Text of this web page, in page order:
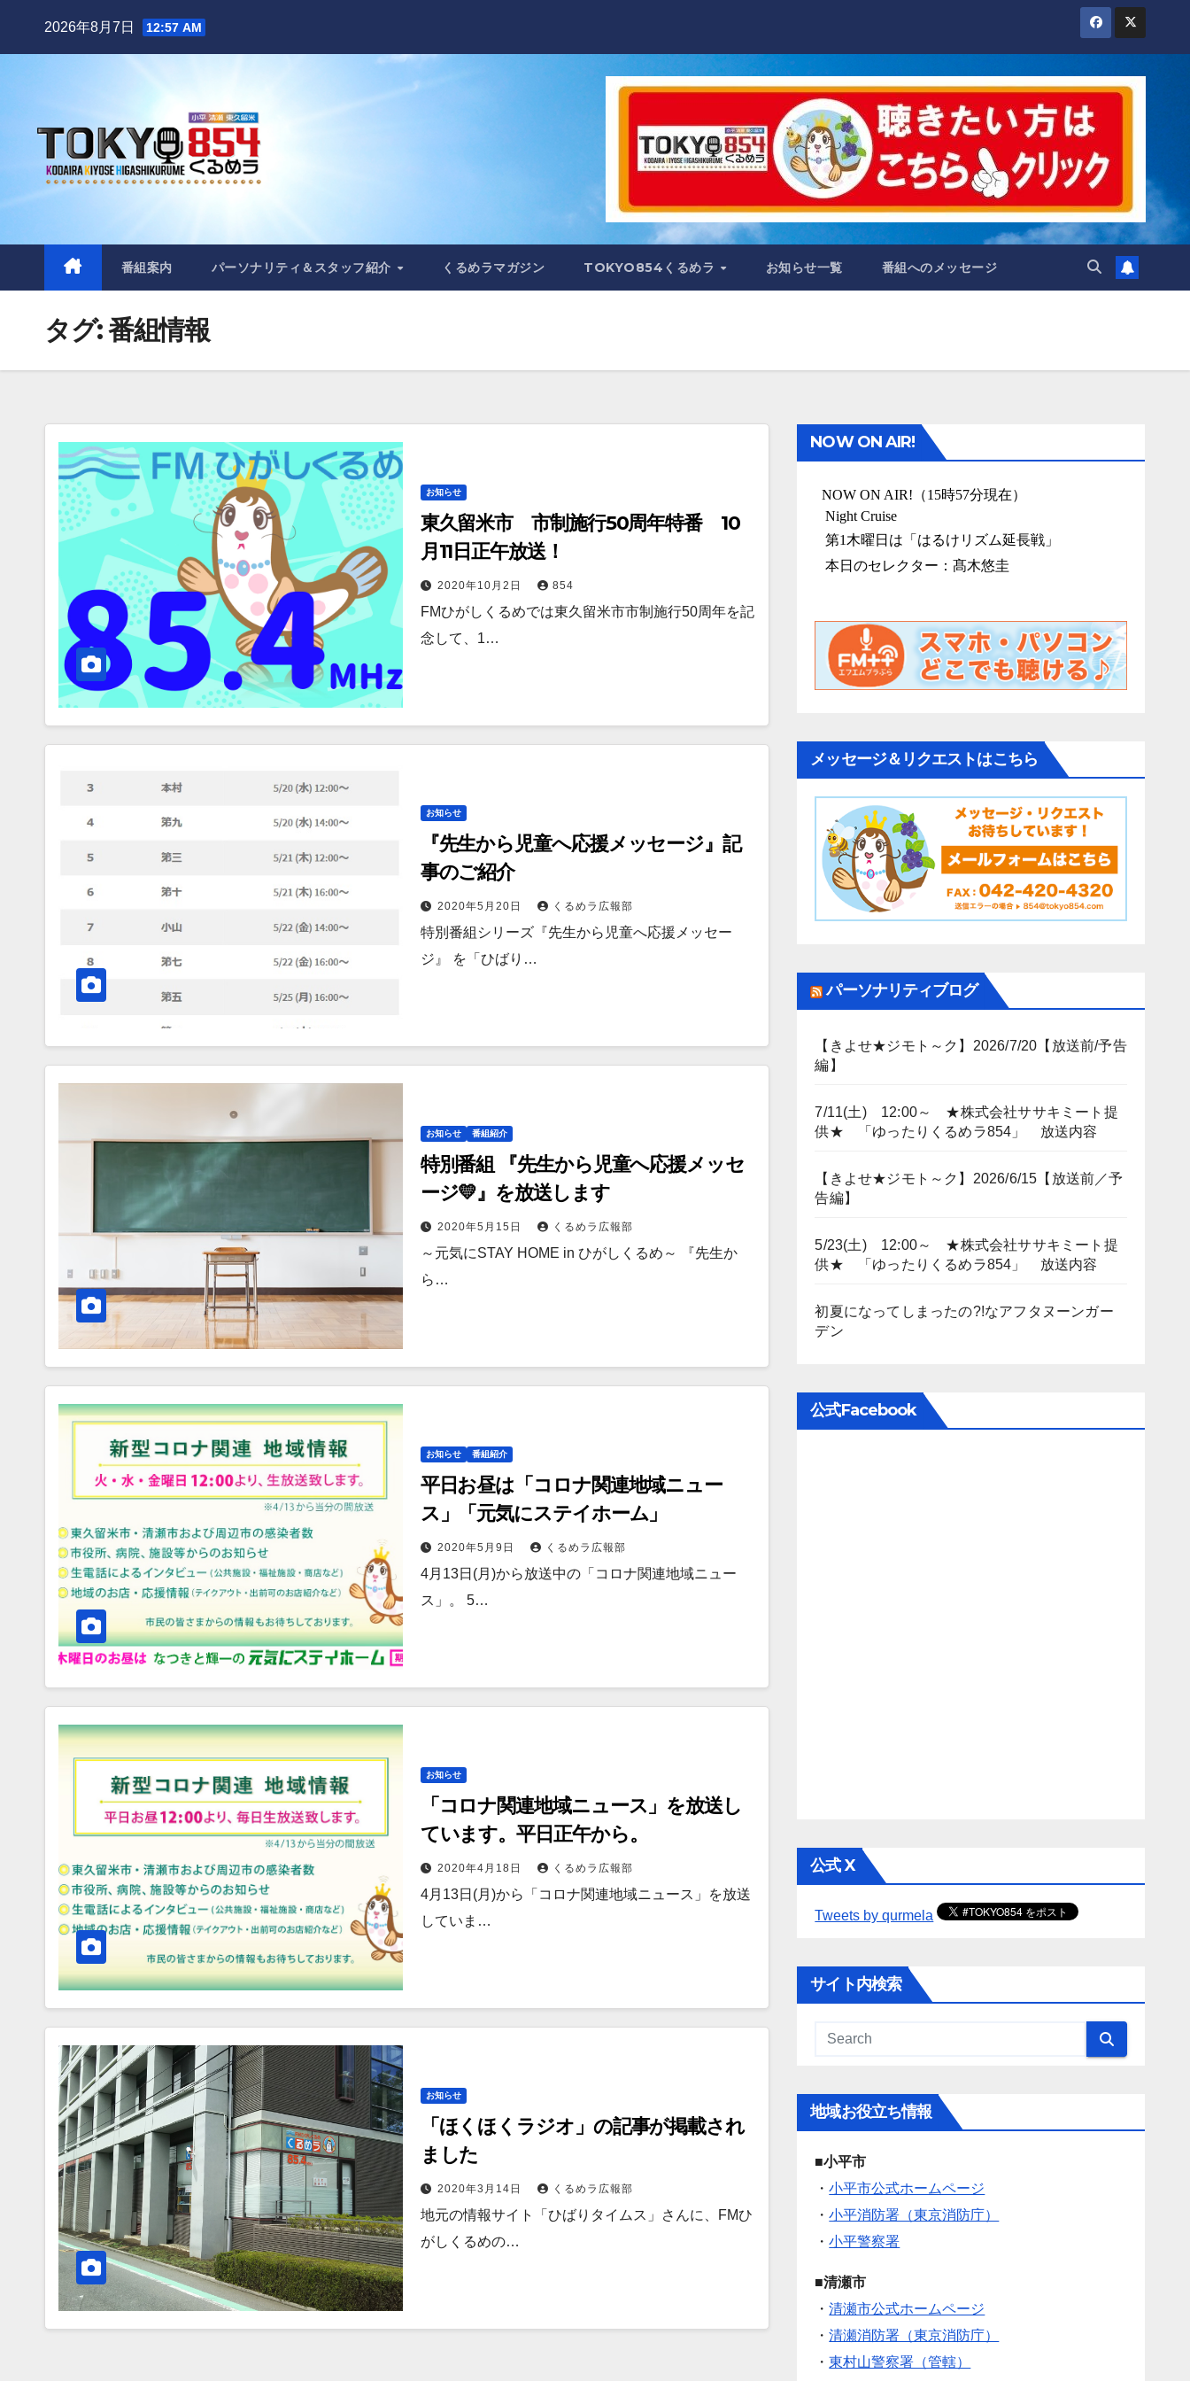
2026年8月7日 12:57 AM
番組案内 パーソナリティ＆スタッフ紹介 くるめラマガジン TOKYO854くるめラ お知らせ一覧 番組へのメッセージ
タグ:番組情報
お知らせ
東久留米市 市制施行50周年特番 10
月11日正午放送！
2020年10月2日 854
FMひがしくるめでは東久留米市市制施行50周年を記
念して、1…
お知らせ
『先生から児童へ応援メッセージ』記
事のご紹介
2020年5月20日 くるめラ広報部
特別番組シリーズ『先生から児童へ応援メッセー
ジ』 を「ひばり…
お知らせ 番組紹介
特別番組 『先生から児童へ応援メッセ
ージ💛』を放送します
2020年5月15日 くるめラ広報部
～元気にSTAY HOME in ひがしくるめ～ 『先生か
ら…
お知らせ 番組紹介
平日お昼は「コロナ関連地域ニュー
ス」「元気にステイホーム」
2020年5月9日 くるめラ広報部
4月13日(月)から放送中の「コロナ関連地域ニュー
ス」。 5…
お知らせ
「コロナ関連地域ニュース」を放送し
ています。平日正午から。
2020年4月18日 くるめラ広報部
4月13日(月)から「コロナ関連地域ニュース」を放送
していま…
お知らせ
「ほくほくラジオ」の記事が掲載され
ました
2020年3月14日 くるめラ広報部
地元の情報サイト「ひばりタイムス」さんに、FMひ
がしくるめの…
NOW ON AIR!
メッセージ＆リクエストはこちら
パーソナリティブログ
【きよせ★ジモト～ク】2026/7/20【放送前/予告
編】
7/11(土) 12:00～ ★株式会社ササキミート提
供★ 「ゆったりくるめラ854」 放送内容
【きよせ★ジモト～ク】2026/6/15【放送前／予
告編】
5/23(土) 12:00～ ★株式会社ササキミート提
供★ 「ゆったりくるめラ854」 放送内容
初夏になってしまったの?!なアフタヌーンガー
デン
公式Facebook
公式 X
Tweets by qurmela
サイト内検索
地域お役立ち情報
■小平市
・小平市公式ホームページ
・小平消防署（東京消防庁）
・小平警察署
■清瀬市
・清瀬市公式ホームページ
・清瀬消防署（東京消防庁）
・東村山警察署（管轄）